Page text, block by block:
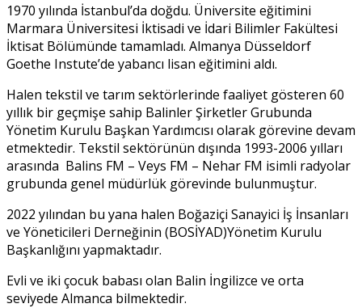
1970 yılında İstanbul’da doğdu. Üniversite eğitimini
Marmara Üniversitesi İktisadi ve İdari Bilimler Fakültesi
İktisat Bölümünde tamamladı. Almanya Düsseldorf
Goethe Instute’de yabancı lisan eğitimini aldı.
Halen tekstil ve tarım sektörlerinde faaliyet gösteren 60
yıllık bir geçmişe sahip Balinler Şirketler Grubunda
Yönetim Kurulu Başkan Yardımcısı olarak görevine devam
etmektedir. Tekstil sektörünün dışında 1993-2006 yılları
arasında Balins FM – Veys FM – Nehar FM isimli radyolar
grubunda genel müdürlük görevinde bulunmuştur.
2022 yılından bu yana halen Boğaziçi Sanayici İş İnsanları
ve Yöneticileri Derneğinin (BOSİYAD)Yönetim Kurulu
Başkanlığını yapmaktadır.
Evli ve iki çocuk babası olan Balin İngilizce ve orta
seviyede Almanca bilmektedir.